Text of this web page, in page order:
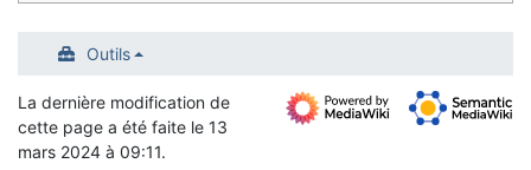
Outils
La dernière modification de
cette page a été faite le 13
mars 2024 à 09:11.